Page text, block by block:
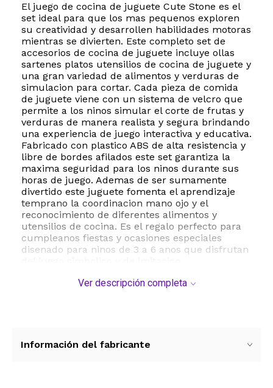
El juego de cocina de juguete Cute Stone es el
set ideal para que los mas pequenos exploren
su creatividad y desarrollen habilidades motoras
mientras se divierten. Este completo set de
accesorios de cocina de juguete incluye ollas
sartenes platos utensilios de cocina de juguete y
una gran variedad de alimentos y verduras de
simulacion para cortar. Cada pieza de comida
de juguete viene con un sistema de velcro que
permite a los ninos simular el corte de frutas y
verduras de manera realista y segura brindando
una experiencia de juego interactiva y educativa.
Fabricado con plastico ABS de alta resistencia y
libre de bordes afilados este set garantiza la
maxima seguridad para los ninos durante sus
horas de juego. Ademas de ser sumamente
divertido este juguete fomenta el aprendizaje
temprano la coordinacion mano ojo y el
reconocimiento de diferentes alimentos y
utensilios de cocina. Es el regalo perfecto para
cumpleanos fiestas y ocasiones especiales
disenado para ninos de 3 a 6 anos que disfrutan
ESTE PRODUCTO VIENE DE USA DENTRO DEL
RECIBIRA EL PRODUCTO ENTRE 10 Y 12 DIAS
Ver descripción completa
Información del fabricante